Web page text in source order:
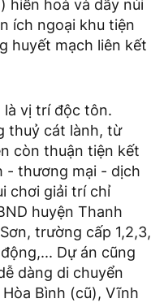
hiền hoà và dãy núi
ích ngoại khu tiện
huyết mạch liên kết
là vị trí độc tôn.
thuỷ cát lành, từ
còn thuận tiện kết
- thương mại - dịch
chơi giải trí chỉ
huyện Thanh
trường cấp 1,2,3,
Dự án cũng
dàng di chuyển
Bình (cũ), Vĩnh